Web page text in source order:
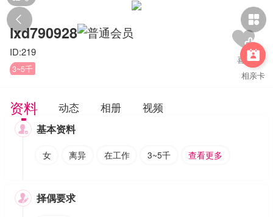
 

相亲卡
lxd790928
ID:219
3~5千
资料 动态 相册 视频
 基本资料
女 离异 在工作 3~5千 查看更多
 择偶要求